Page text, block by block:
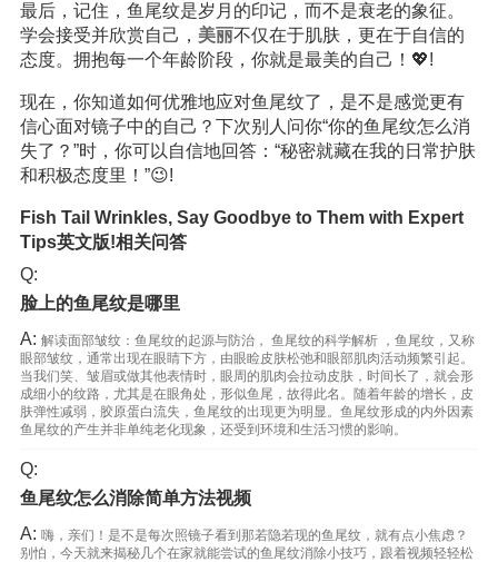
最后，记住，鱼尾纹是岁月的印记，而不是衰老的象征。
学会接受并欣赏自己， 美丽不仅在于肌肤，更在于自信的
态度。拥抱每一个年龄阶段，你就是最美的自己！💖!
现在，你知道如何优雅地应对鱼尾纹了，是不是感觉更有
信心面对镜子中的自己？下次别人问你“你的鱼尾纹怎么消
失了？”时，你可以自信地回答：“秘密就藏在我的日常护肤
和积极态度里！”😉!
Fish Tail Wrinkles, Say Goodbye to Them with Expert
Tips英文版!相关问答
Q:
脸上的鱼尾纹是哪里
A: 解读面部皱纹：鱼尾纹的起源与防治， 鱼尾纹的科学解析 ，鱼尾纹，又称
眼部皱纹，通常出现在眼睛下方，由眼睑皮肤松弛和眼部肌肉活动频繁引起。
当我们笑、皱眉或做其他表情时，眼周的肌肉会拉动皮肤，时间长了，就会形
成细小的纹路，尤其是在眼角处，形似鱼尾，故得此名。随着年龄的增长，皮
肤弹性减弱，胶原蛋白流失，鱼尾纹的出现更为明显。鱼尾纹形成的内外因素
鱼尾纹的产生并非单纯老化现象，还受到环境和生活习惯的影响。
Q:
鱼尾纹怎么消除简单方法视频
A: 嗨，亲们！是不是每次照镜子看到那若隐若现的鱼尾纹，就有点小焦虑？
别怕，今天就来揭秘几个在家就能尝试的鱼尾纹消除小技巧，跟着视频轻轻松